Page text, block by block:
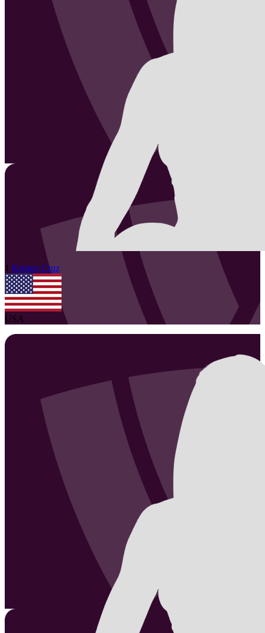
1 Kristen Cruz
USA